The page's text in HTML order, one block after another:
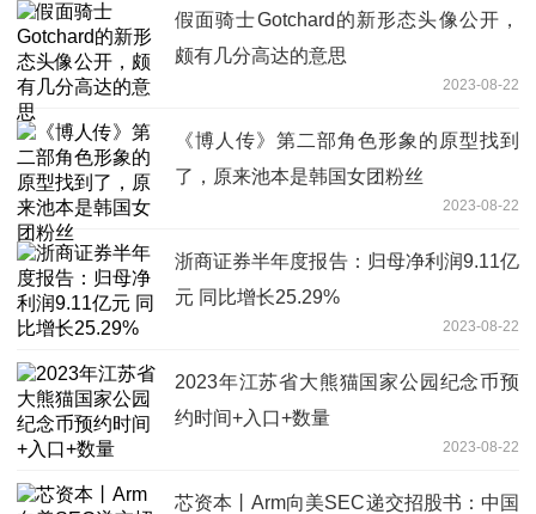
假面骑士Gotchard的新形态头像公开，
颇有几分高达的意思
2023-08-22
《博人传》第二部角色形象的原型找到
了，原来池本是韩国女团粉丝
2023-08-22
浙商证券半年度报告：归母净利润9.11亿
元 同比增长25.29%
2023-08-22
2023年江苏省大熊猫国家公园纪念币预
约时间+入口+数量
2023-08-22
芯资本丨Arm向美SEC递交招股书：中国